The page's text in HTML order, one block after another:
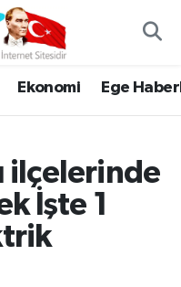
Ekonomi Ege
ilçelerinde
İşte 1
Haritası
Fikstür